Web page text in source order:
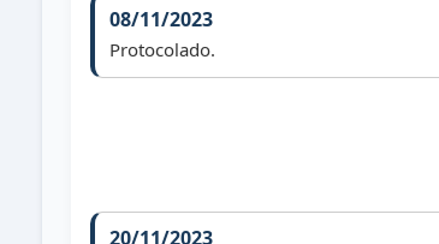
08/11/2023
Protocolado.
20/11/2023